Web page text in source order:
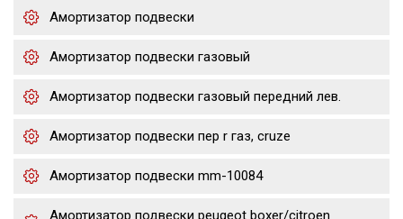
Амортизатор подвески
Амортизатор подвески газовый
Амортизатор подвески газовый передний лев.
Амортизатор подвески пер r газ, cruze
Амортизатор подвески mm-10084
Амортизатор подвески peugeot boxer/citroen